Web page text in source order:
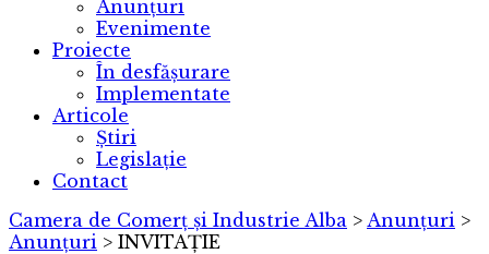
Anunțuri
Evenimente
Proiecte
În desfășurare
Implementate
Articole
Știri
Legislație
Contact
Camera de Comerț și Industrie Alba > Anunțuri >
Anunțuri > INVITAȚIE